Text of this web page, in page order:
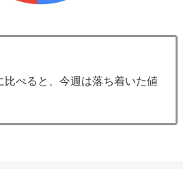
比べると、今週は落ち着いた値